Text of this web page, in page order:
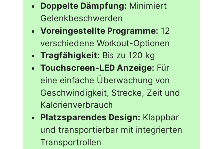
Doppelte Dämpfung: Minimiert
Gelenkbeschwerden
Voreingestellte Programme: 12
verschiedene Workout-Optionen
Tragfähigkeit: Bis zu 120 kg
Touchscreen-LED Anzeige: Für
eine einfache Überwachung von
Geschwindigkeit, Strecke, Zeit und
Kalorienverbrauch
Platzsparendes Design: Klappbar
und transportierbar mit integrierten
Transportrollen